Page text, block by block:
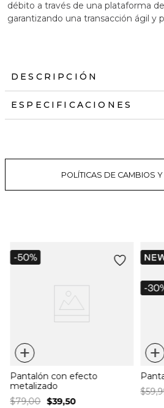
débito a través de una plataforma
garantizando una transacción ágil y
DESCRIPCIÓN
ESPECIFICACIONES
POLÍTICAS DE CAMBIOS
+
Pantalón con efecto
metalizado
$79,00 $39,50
+
$59,